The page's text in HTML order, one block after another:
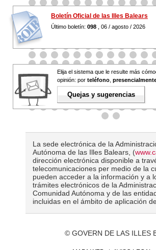
Boletín Oficial de las Illes Balears
Último boletín: 098 , 06 / agosto / 2026
Elija el sistema que le resulte más
opinión: por teléfono
Quejas y sugerencias
La sede electrónica de la
Autónoma de las Illes Balears, (
dirección electrónica disponible a
telecomunicaciones per medio de la
pueden acceder a la información y a
trámites electrónicos de la
Comunidad Autónoma y de las
incluidas en el ámbito de aplicación
© GOVERN DE LAS ILLES